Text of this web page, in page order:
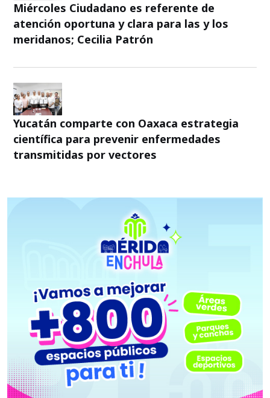
Miércoles Ciudadano es referente de
atención oportuna y clara para las y los
meridanos; Cecilia Patrón
Yucatán comparte con Oaxaca estrategia
científica para prevenir enfermedades
transmitidas por vectores